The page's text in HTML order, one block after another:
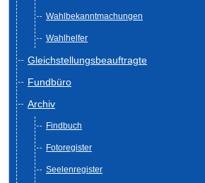
Wahlbekanntmachungen
Wahlhelfer
Gleichstellungsbeauftragte
Fundbüro
Archiv
Findbuch
Fotoregister
Seelenregister